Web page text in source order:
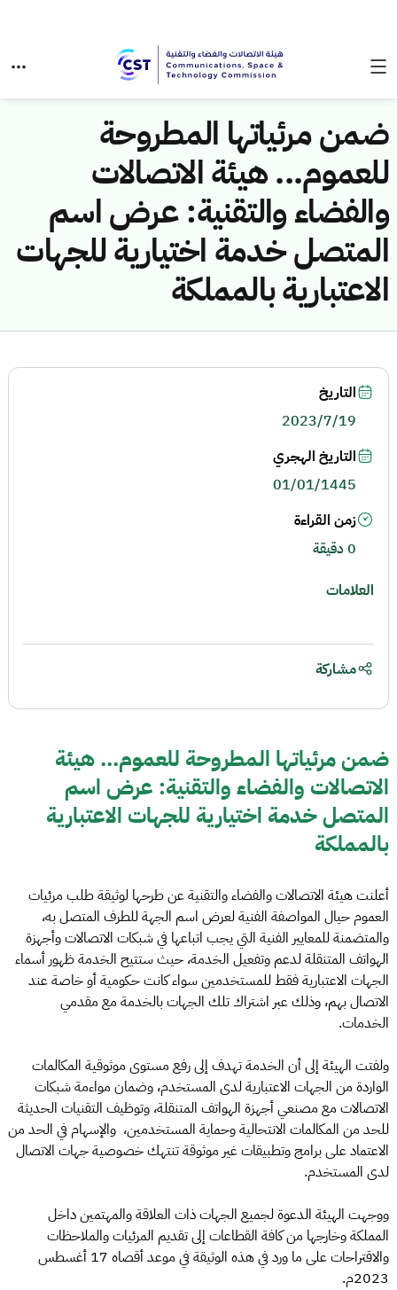
ضمن مرئياتها المطروحة
للعموم... هيئة الاتصالات
والفضاء والتقنية: عرض اسم
المتصل خدمة اختيارية للجهات
الاعتبارية بالمملكة
ضمن مرئياتها المطروحة للعموم... هيئة
الاتصالات والفضاء والتقنية: عرض اسم
المتصل خدمة اختيارية للجهات الاعتبارية
بالمملكة
أعلنت هيئة الاتصالات والفضاء والتقنية عن طرحها لوثيقة طلب مرئيات
العموم حيال المواصفة الفنية لعرض اسم الجهة للطرف المتصل به،
والمتضمنة للمعايير الفنية التي يجب اتباعها في شبكات الاتصالات وأجهزة
الهواتف المتنقلة لدعم وتفعيل الخدمة، حيث ستتيح الخدمة ظهور أسماء
الجهات الاعتبارية فقط للمستخدمين سواء كانت حكومية أو خاصة عند
الاتصال بهم، وذلك عبر اشتراك تلك الجهات بالخدمة مع مقدمي
الخدمات.
ولفتت الهيئة إلى أن الخدمة تهدف إلى رفع مستوى موثوقية المكالمات
الواردة من الجهات الاعتبارية لدى المستخدم، وضمان مواءمة شبكات
الاتصالات مع مصنعي أجهزة الهواتف المتنقلة، وتوظيف التقنيات الحديثة
للحد من المكالمات الانتحالية وحماية المستخدمين، والإسهام في الحد من
الاعتماد على برامج وتطبيقات غير موثوقة تنتهك خصوصية جهات الاتصال
لدى المستخدم.
ووجهت الهيئة الدعوة لجميع الجهات ذات العلاقة والمهتمين داخل
المملكة وخارجها من كافة القطاعات إلى تقديم المرئيات والملاحظات
والاقتراحات على ما ورد في هذه الوثيقة في موعد أقصاه 17 أغسطس
2023م.
التاريخ
2023/7/19
التاريخ الهجري
01/01/1445
زمن القراءة
0 دقيقة
العلامات
مشاركة